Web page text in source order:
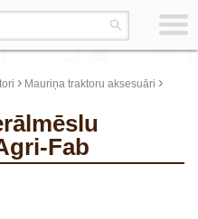
› Mauriņa traktoru aksesuāri ›
Fab